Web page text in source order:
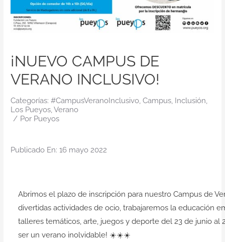
¡NUEVO CAMPUS DE
VERANO INCLUSIVO!
Categorías: #CampusVeranoInclusivo, Campus, Inclusión,
Los Pueyos,Verano
/ Por Pueyos
Publicado En: 16 mayo 2022
Abrimos el plazo de inscripción para nuestro Campus de
divertidas actividades de ocio, trabajaremos la educación
talleres temáticos, arte, juegos y deporte del 23 de junio al
ser un verano inolvidable! ☀️☀️☀️